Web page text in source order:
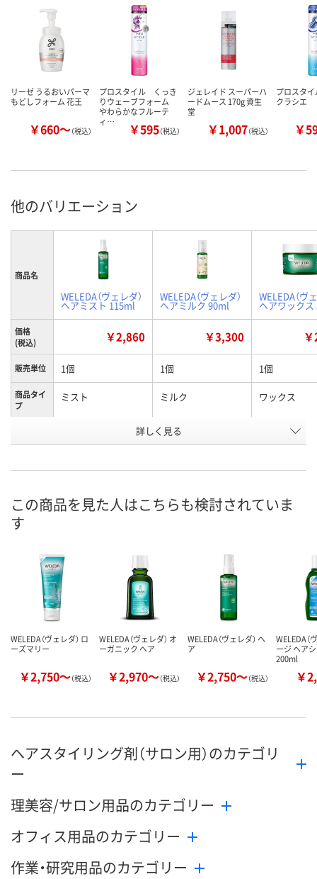
リーゼ うるおいパーマ
もどしフォーム 花王
￥660～（税込）
プロスタイル くっき
りウェーブフォーム
やわらかなフルーテ
ィ…
￥595（税込）
ジェレイド スーパーハ
ードムース 170g 資生
堂
￥1,007（税込）
プロスタ
クラシエ
￥
他のバリエーション
商品名
WELEDA（ヴェレダ）
ヘアミスト 115ml
WELEDA（ヴェレダ）
ヘアミルク 90ml
WELEDA（ヴ
ヘアワックス
価格
(税込)
￥2,860 ￥3,300
販売単位 1個 1個 1個
商品タイ
プ
ミスト ミルク ワックス
EP87963 EP87915
8月11日（火）
カゴへ
詳しく見る
この商品を見た人はこちらも検討されていま
す
WELEDA（ヴェレダ） ロ
ーズマリー
￥2,750～（税込）
WELEDA（ヴェレダ） オ
ーガニック ヘア
￥2,970～（税込）
WELEDA（ヴェレダ） ヘ
ア
￥2,750～（税込）
WELEDA（
ージ ヘア
200ml
￥
ヘアスタイリング剤（サロン用）のカテゴリ
ー
理美容/サロン用品のカテゴリー
オフィス用品のカテゴリー
作業・研究用品のカテゴリー